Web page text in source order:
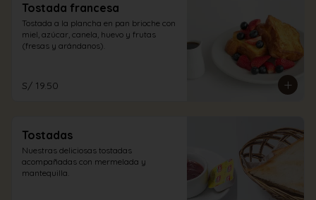
Tostada francesa
Tostada a la plancha en pan brioche con
miel, azúcar, canela, huevo y frutas
(fresas y arándanos).
S/ 19.50
Tostadas
Nuestras deliciosas tostadas
acompañadas con mermelada y
mantequilla.